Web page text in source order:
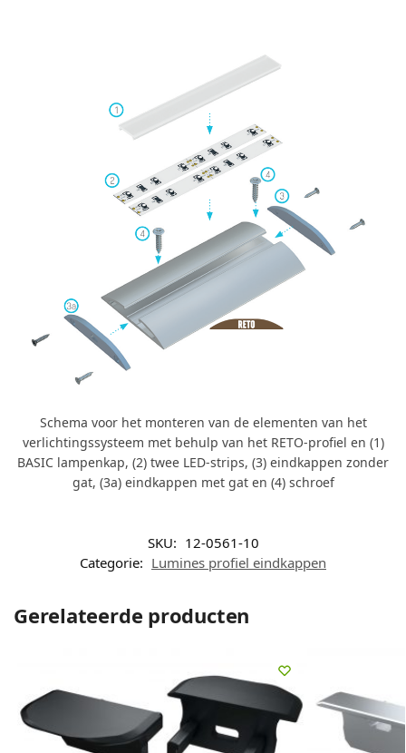
Schema voor het monteren van de elementen van het
verlichtingssysteem met behulp van het RETO-profiel en (1)
BASIC lampenkap, (2) twee LED-strips, (3) eindkappen zonder
gat, (3a) eindkappen met gat en (4) schroef
SKU: 12-0561-10
Categorie: Lumines profiel eindkappen
Gerelateerde producten